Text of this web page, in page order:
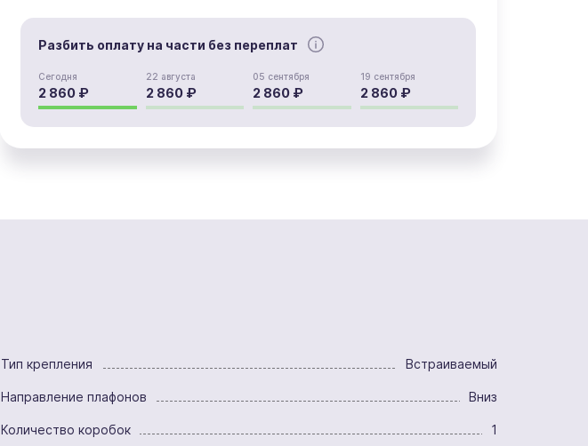
Разбить оплату на части без переплат
Сегодня
2 860 ₽
22 августа
2 860 ₽
05 сентября
2 860 ₽
19 сентября
2 860 ₽
Тип крепления Встраиваемый
Направление плафонов Вниз
Количество коробок 1